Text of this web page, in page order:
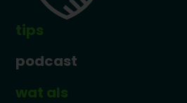
tips
podcast
wat als